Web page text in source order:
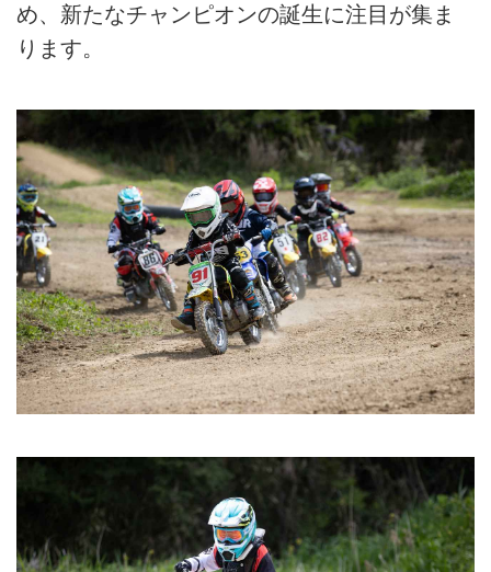
め、新たなチャンピオンの誕生に注目が集ま
ります。